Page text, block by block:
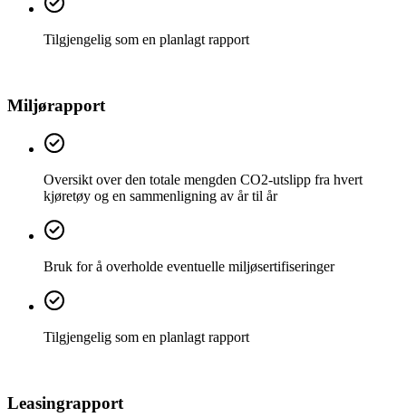
Tilgjengelig som en planlagt rapport
Miljørapport
Oversikt over den totale mengden CO2-utslipp fra hvert
kjøretøy og en sammenligning av år til år
Bruk for å overholde eventuelle miljøsertifiseringer
Tilgjengelig som en planlagt rapport
Leasingrapport